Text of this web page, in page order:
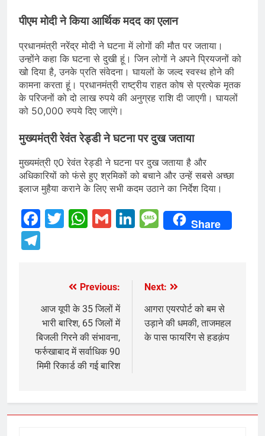
पीएम मोदी ने किया आर्थिक मदद का एलान
प्रधानमंत्री नरेंद्र मोदी ने घटना में लोगों की मौत पर जताया।
उन्होंने कहा कि घटना से दुखी हूं। जिन लोगों ने अपने प्रियजनों को
खो दिया है, उनके प्रति संवेदना। घायलों के जल्द स्वस्थ होने की
कामना करता हूं। प्रधानमंत्री राष्ट्रीय राहत कोष से प्रत्येक मृतक
के परिजनों को दो लाख रुपये की अनुग्रह राशि दी जाएगी। घायलों
को 50,000 रुपये दिए जाएंगे।
मुख्यमंत्री रेवंत रेड्डी ने घटना पर दुख जताया
मुख्यमंत्री ए0 रेवंत रेड्डी ने घटना पर दुख जताया है और
अधिकारियों को फंसे हुए श्रमिकों को बचाने और उन्हें सबसे अच्छा
इलाज मुहैया कराने के लिए सभी कदम उठाने का निर्देश दिया।
Facebook
Twitter
WhatsApp
GmailLinkedIn
Message
Share
navigation
Previous:
आज यूपी के 35 जिलों में
भारी बारिश, 65 जिलों में
बिजली गिरने की संभावना,
फर्रुखाबाद में सर्वाधिक 90
मिमी रिकार्ड की गई बारिश
Next:
आगरा एयरपोर्ट को बम से
उड़ाने की धमकी, ताजमहल
के पास फायरिंग से हडक़ंप